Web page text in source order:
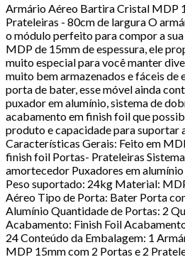
Armário Aéreo Bartira Cristal MDP
Prateleiras - 80cm de largura O
o módulo perfeito para compor a
MDP de 15mm de espessura, ele
muito especial para você manter
muito bem armazenados e fáceis de
porta de bater, esse móvel ainda
puxador em alumínio, sistema de
acabamento em finish foil que
produto e capacidade para
Características Gerais: Feito em
finish foil Portas- Prateleiras
amortecedor Puxadores em
Peso suportado: 24kg Material:
Aéreo Tipo de Porta: Bater Porta
Alumínio Quantidade de Portas: 2
Acabamento: Finish Foil
24 Conteúdo da Embalagem: 1
MDP 15mm com 2 Portas e 2